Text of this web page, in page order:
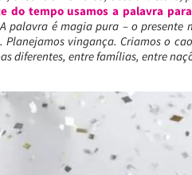
do tempo usamos a palavra
palavra é magia pura – o presente
Planejamos vingança. Criamos o
diferentes, entre famílias, entre